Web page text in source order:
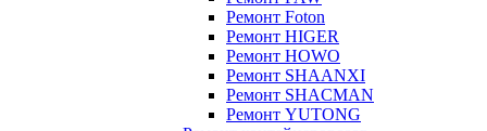
Ремонт Foton
Ремонт HIGER
Ремонт HOWO
Ремонт SHAANXI
Ремонт SHACMAN
Ремонт YUTONG